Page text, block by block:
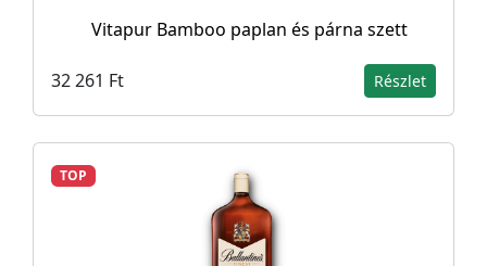
Vitapur Bamboo paplan és párna szett
32 261 Ft Részlet
TOP